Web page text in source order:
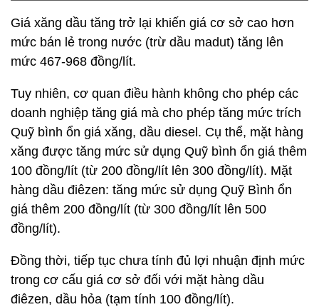
Giá xăng dầu tăng trở lại khiến giá cơ sở cao hơn
mức bán lẻ trong nước (trừ dầu madut) tăng lên
mức 467-968 đồng/lít.
Tuy nhiên, cơ quan điều hành không cho phép các
doanh nghiệp tăng giá mà cho phép tăng mức trích
Quỹ bình ổn giá xăng, dầu diesel. Cụ thể, mặt hàng
xăng được tăng mức sử dụng Quỹ bình ổn giá thêm
100 đồng/lít (từ 200 đồng/lít lên 300 đồng/lít). Mặt
hàng dầu điêzen: tăng mức sử dụng Quỹ Bình ổn
giá thêm 200 đồng/lít (từ 300 đồng/lít lên 500
đồng/lít).
Đồng thời, tiếp tục chưa tính đủ lợi nhuận định mức
trong cơ cấu giá cơ sở đối với mặt hàng dầu
điêzen, dầu hỏa (tạm tính 100 đồng/lít).